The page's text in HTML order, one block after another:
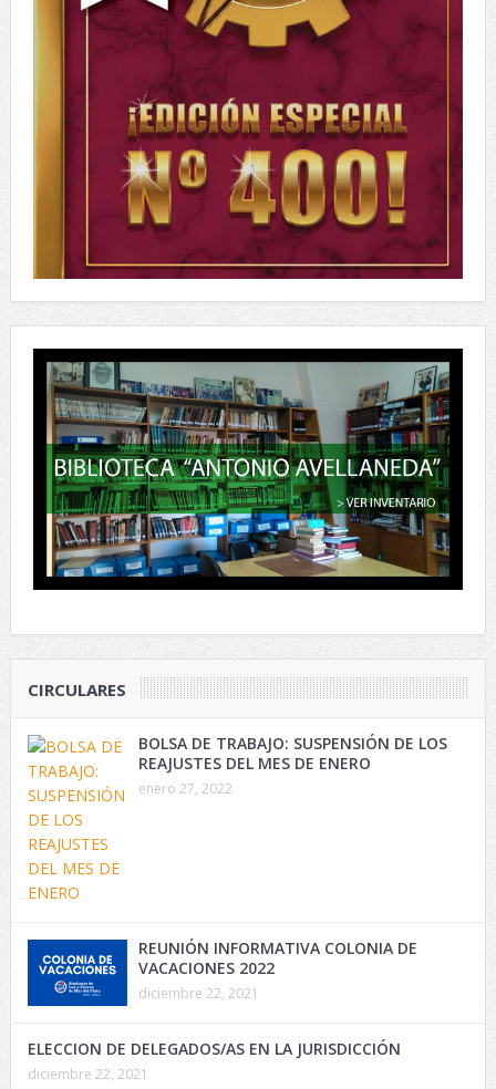
CIRCULARES
BOLSA DE TRABAJO: SUSPENSIÓN DE LOS
REAJUSTES DEL MES DE ENERO
enero 27, 2022
REUNIÓN INFORMATIVA COLONIA DE
VACACIONES 2022
diciembre 22, 2021
ELECCION DE DELEGADOS/AS EN LA JURISDICCIÓN
diciembre 22, 2021